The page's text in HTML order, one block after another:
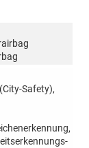
Safety),